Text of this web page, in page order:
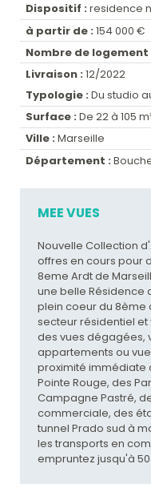
Dispositif : residence
à partir de : 154 000 €
Nombre de logement
Livraison : 12/2022
Typologie : Du studio
Surface : De 22 à 105
Ville : Marseille
Département :
MEE VUES
Nouvelle Collection
offres en cours pour
8eme Ardt de
une belle Résidence
plein coeur du 8ème
secteur résidentiel
des vues dégagées,
appartements ou
proximité immédiate
Pointe Rouge, des
Campagne Pastré,
commerciale, des
tunnel Prado sud à
les transports en
empruntez jusqu'à